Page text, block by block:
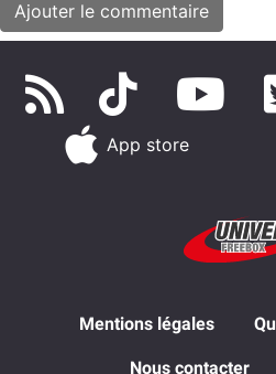
App store
Mentions légales
Nous contacter